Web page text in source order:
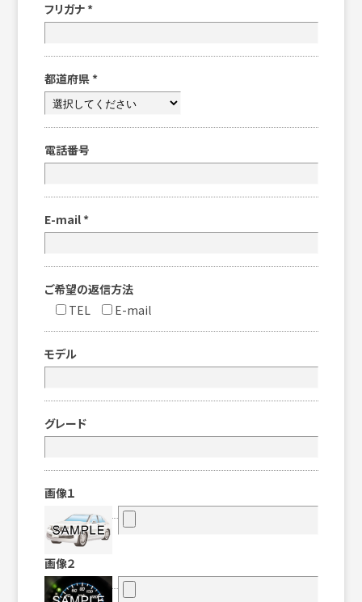
フリガナ *
都道府県 *
電話番号
E-mail *
ご希望の返信方法
TEL
E-mail
モデル
グレード
画像１
画像２